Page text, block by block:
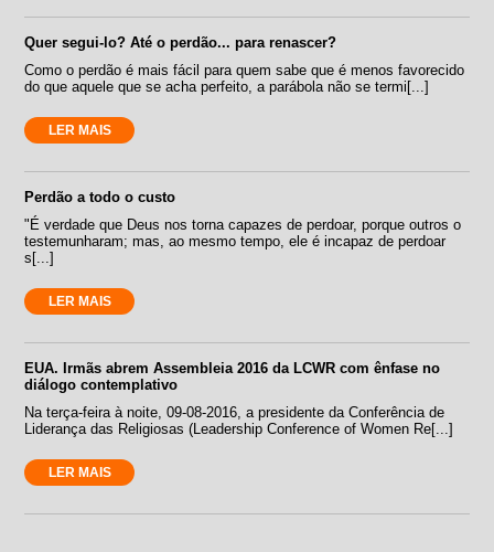
Quer segui-lo? Até o perdão... para renascer?
Como o perdão é mais fácil para quem sabe que é menos favorecido
do que aquele que se acha perfeito, a parábola não se termi[...]
LER MAIS
Perdão a todo o custo
"É verdade que Deus nos torna capazes de perdoar, porque outros o
testemunharam; mas, ao mesmo tempo, ele é incapaz de perdoar
s[...]
LER MAIS
EUA. Irmãs abrem Assembleia 2016 da LCWR com ênfase no
diálogo contemplativo
Na terça-feira à noite, 09-08-2016, a presidente da Conferência de
Liderança das Religiosas (Leadership Conference of Women Re[...]
LER MAIS